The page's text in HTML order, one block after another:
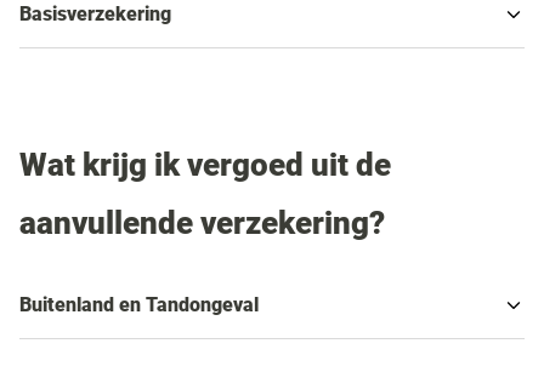
Basisverzekering
Wat krijg ik vergoed uit de
aanvullende verzekering?
Buitenland en Tandongeval